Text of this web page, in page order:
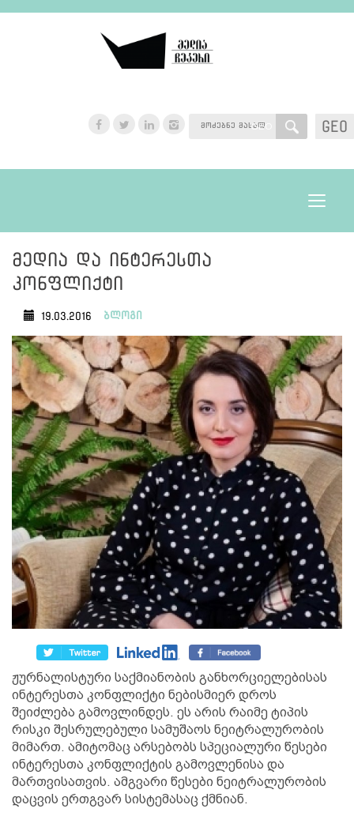
GEO
GEO
Toggle
მედია და ინტერესთა
კონფლიქტი
19.03.2016 ბლოგი
ჟურნალისტური საქმიანობის განხორციელებისას
ინტერესთა კონფლიქტი ნებისმიერ დროს
შეიძლება გამოვლინდეს. ეს არის რაიმე ტიპის
რისკი შესრულებული სამუშაოს ნეიტრალურობის
მიმართ. ამიტომაც არსებობს სპეციალური წესები
ინტერესთა კონფლიქტის გამოვლენისა და
მართვისათვის. ამგვარი წესები ნეიტრალურობის
დაცვის ერთგვარ სისტემასაც ქმნიან.